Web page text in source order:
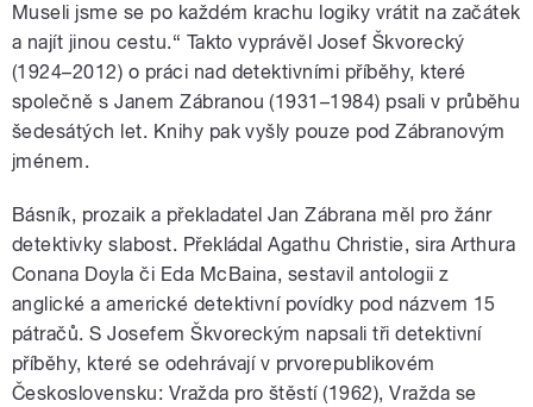
Museli jsme se po každém krachu logiky vrátit na začátek
a najít jinou cestu.“ Takto vyprávěl Josef Škvorecký
(1924–2012) o práci nad detektivními příběhy, které
společně s Janem Zábranou (1931–1984) psali v průběhu
šedesátých let. Knihy pak vyšly pouze pod Zábranovým
jménem.
Básník, prozaik a překladatel Jan Zábrana měl pro žánr
detektivky slabost. Překládal Agathu Christie, sira Arthura
Conana Doyla či Eda McBaina, sestavil antologii z
anglické a americké detektivní povídky pod názvem 15
pátračů. S Josefem Škvoreckým napsali tři detektivní
příběhy, které se odehrávají v prvorepublikovém
Československu: Vražda pro štěstí (1962), Vražda se